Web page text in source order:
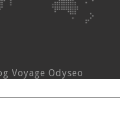
Voyage Odyseo